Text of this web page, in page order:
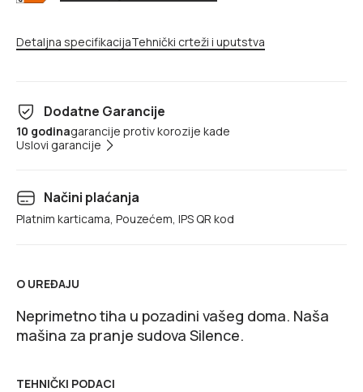
Detaljna specifikacijaTehnički crteži i uputstva
Dodatne Garancije
10 godinagarancije protiv korozije kade
Uslovi garancije
Načini plaćanja
Platnim karticama, Pouzećem, IPS QR kod
O UREĐAJU
Neprimetno tiha u pozadini vašeg doma. Naša
mašina za pranje sudova Silence.
TEHNIČKI PODACI